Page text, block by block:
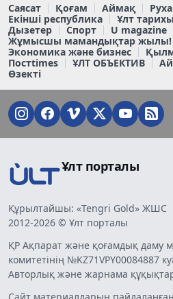
Саясат Қоғам Аймақ
Екінші республика
Ұлт тарихы
Дызетер
Спорт U magazine
Жұмысшы мамандықтар жылы!
Экономика және бизнес
Постtimes
ҰЛТ ОБЪЕКТИВ
Өзекті
Ұлт порталы
Құрылтайшы: «Tengri Gold» ЖШС
2012-2026 © Ұлт порталы
ҚР Ақпарат және қоғамдық даму
комитетінің №KZ71VPY00084887
Авторлық және жарнама